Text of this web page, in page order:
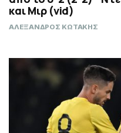
και Μιρ (vid)
ΑΛΕΞΑΝΔΡΟΣ ΚΩΤΑΚΗΣ